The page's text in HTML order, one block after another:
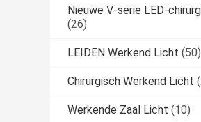
Nieuwe V-serie LED-
(26)
LEIDEN Werkend Licht (50)
Chirurgisch Werkend Licht
Werkende Zaal Licht (10)